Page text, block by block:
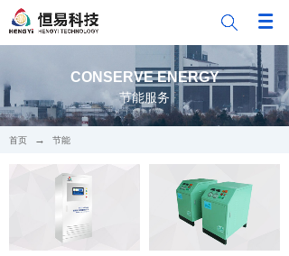
CONSERVE ENERGY
节能服务
首页 → 节能